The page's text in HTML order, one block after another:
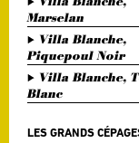
Marselan
Villa Blanche,
Piquepoul Noir
Villa Blanche,
Blanc
LES GRANDS